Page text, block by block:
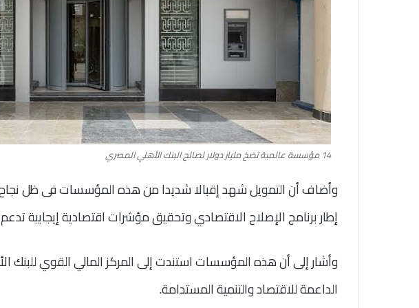
14 مؤسسة عالمية تضخ مليار دولار لصالح البنك الأهلي المصري
وأضاف أن التمويل شهد إقبالا شديدا من هذه المؤسسات فى ظل نجاح
إطار برنامج الإصلاح الاقتصادي وتحقيق مؤشرات اقتصادية إيجابية تدعم
وأشار إلى أن هذه المؤسسات استندت إلى المركز المالي القوي للبنك
الداعمة للاقتصاد والتنمية المستدامة.